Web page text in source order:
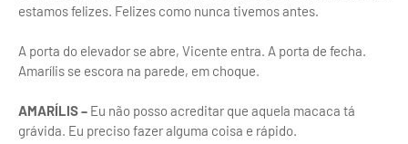
estamos felizes. Felizes como nunca tivemos antes.
A porta do elevador se abre, Vicente entra. A porta de fecha.
Amarílis se escora na parede, em choque.
AMARÍLIS – Eu não posso acreditar que aquela macaca tá
grávida. Eu preciso fazer alguma coisa e rápido.